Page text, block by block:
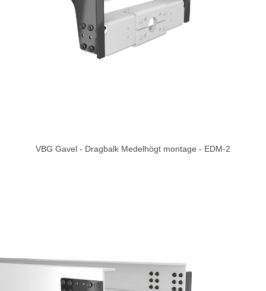
VBG Gavel - Dragbalk Medelhögt montage - EDM-2